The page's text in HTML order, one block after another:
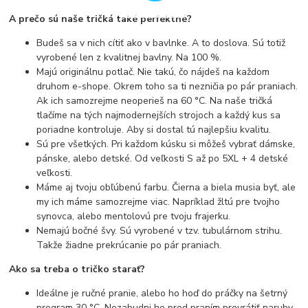
A prečo sú naše tričká také perfektné?
Budeš sa v nich cítiť ako v bavlnke. A to doslova. Sú totiž
vyrobené len z kvalitnej bavlny. Na 100 %.
Majú originálnu potlač. Nie takú, čo nájdeš na každom
druhom e-shope. Okrem toho sa ti nezničia po pár praniach.
Ak ich samozrejme neoperieš na 60 °C. Na naše tričká
tlačíme na tých najmodernejších strojoch a každý kus sa
poriadne kontroluje. Aby si dostal tú najlepšiu kvalitu.
Sú pre všetkých. Pri každom kúsku si môžeš vybrať dámske,
pánske, alebo detské. Od veľkosti S až po 5XL + 4 detské
veľkosti.
Máme aj tvoju obľúbenú farbu. Čierna a biela musia byť, ale
my ich máme samozrejme viac. Napríklad žltú pre tvojho
synovca, alebo mentolovú pre tvoju frajerku.
Nemajú bočné švy. Sú vyrobené v tzv. tubulárnom strihu.
Takže žiadne prekrúcanie po pár praniach.
Ako sa treba o tričko starať?
Ideálne je ručné pranie, alebo ho hoď do práčky na šetrný